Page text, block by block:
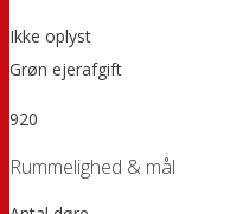
Ikke oplyst
Grøn ejerafgift
920
Rummelighed & mål